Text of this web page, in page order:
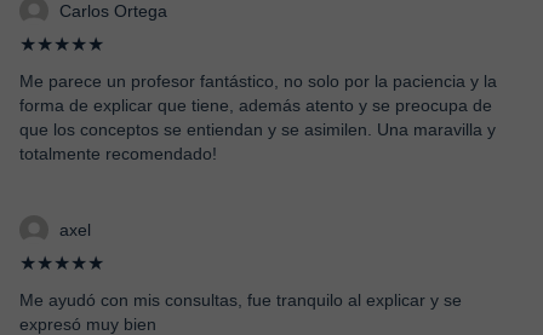
Carlos Ortega
★★★★★
Me parece un profesor fantástico, no solo por la paciencia y la
forma de explicar que tiene, además atento y se preocupa de
que los conceptos se entiendan y se asimilen. Una maravilla y
totalmente recomendado!
axel
★★★★★
Me ayudó con mis consultas, fue tranquilo al explicar y se
expresó muy bien